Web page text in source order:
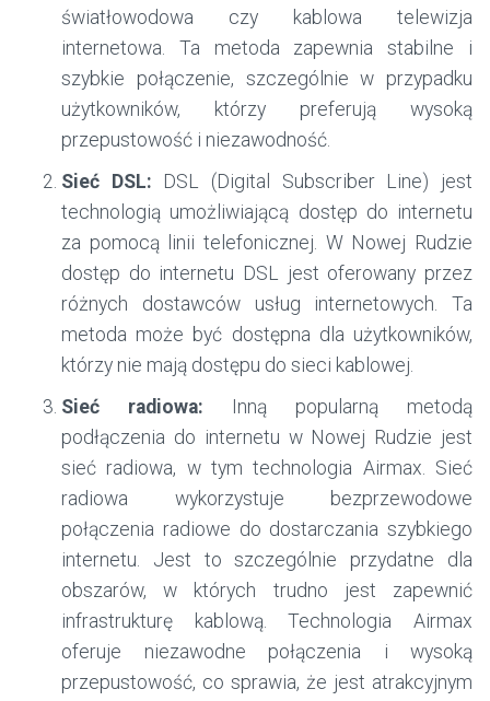
światłowodowa czy kablowa telewizja
internetowa. Ta metoda zapewnia stabilne i
szybkie połączenie, szczególnie w przypadku
użytkowników, którzy preferują wysoką
przepustowość i niezawodność.
Sieć DSL: DSL (Digital Subscriber Line) jest
technologią umożliwiającą dostęp do internetu
za pomocą linii telefonicznej. W Nowej Rudzie
dostęp do internetu DSL jest oferowany przez
różnych dostawców usług internetowych. Ta
metoda może być dostępna dla użytkowników,
którzy nie mają dostępu do sieci kablowej.
Sieć radiowa: Inną popularną metodą
podłączenia do internetu w Nowej Rudzie jest
sieć radiowa, w tym technologia Airmax. Sieć
radiowa wykorzystuje bezprzewodowe
połączenia radiowe do dostarczania szybkiego
internetu. Jest to szczególnie przydatne dla
obszarów, w których trudno jest zapewnić
infrastrukturę kablową. Technologia Airmax
oferuje niezawodne połączenia i wysoką
przepustowość, co sprawia, że jest atrakcyjnym